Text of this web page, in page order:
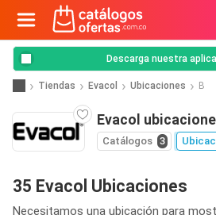
Descarga nuestra
Tiendas Evacol Ubicaciones B
Evacol
Catálogos 3
35 Evacol Ubicaciones
Necesitamos una ubicación para